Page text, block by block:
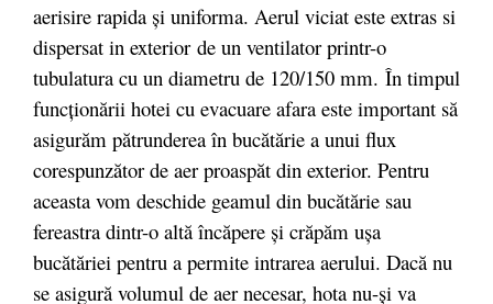
aerisire rapida şi uniforma. Aerul viciat este extras si
dispersat in exterior de un ventilator printr-o
tubulatura cu un diametru de 120/150 mm. În timpul
funcţionării hotei cu evacuare afara este important să
asigurăm pătrunderea în bucătărie a unui flux
corespunzător de aer proaspăt din exterior. Pentru
aceasta vom deschide geamul din bucătărie sau
fereastra dintr-o altă încăpere şi crăpăm uşa
bucătăriei pentru a permite intrarea aerului. Dacă nu
se asigură volumul de aer necesar, hota nu-şi va